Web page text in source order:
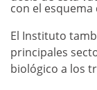
con el
El Instituto
principales
biológico a los